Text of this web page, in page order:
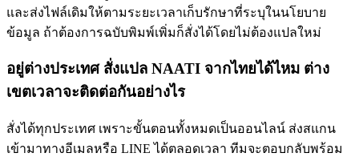
และส่งไฟล์เดิมให้ตามระยะเวลาเก็บรักษาที่ระบุในนโยบาย
ข้อมูล ถ้าต้องการฉบับพิมพ์เพิ่มก็สั่งได้โดยไม่ต้องแปลใหม่
อยู่ต่างประเทศ สั่งแปล NAATI จากไทยได้ไหม ต่าง
เขตเวลาจะติดต่อกันอย่างไร
สั่งได้ทุกประเทศ เพราะขั้นตอนทั้งหมดเป็นออนไลน์ ส่งสแกน
เข้ามาทางอีเมลหรือ LINE ได้ตลอดเวลา ทีมจะตอบกลับพร้อม